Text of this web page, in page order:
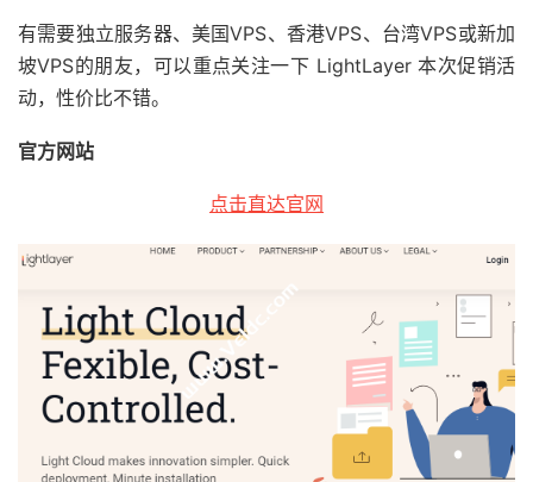
有需要独立服务器、美国VPS、香港VPS、台湾VPS或新加
坡VPS的朋友，可以重点关注一下 LightLayer 本次促销活
动，性价比不错。
官方网站
点击直达官网